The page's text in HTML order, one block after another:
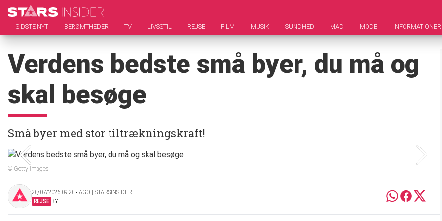
SIDSTE NYT BERØMTHEDER TV LIVSSTIL REJSE FILM MUSIK SUNDHED MAD MODE INFORMATIONER
Verdens bedste små byer, du må og
skal besøge
Små byer med stor tiltrækningskraft!
© Getty Images
20/07/2026 09:20 ‧ AGO | STARSINSIDER
REJSE BY